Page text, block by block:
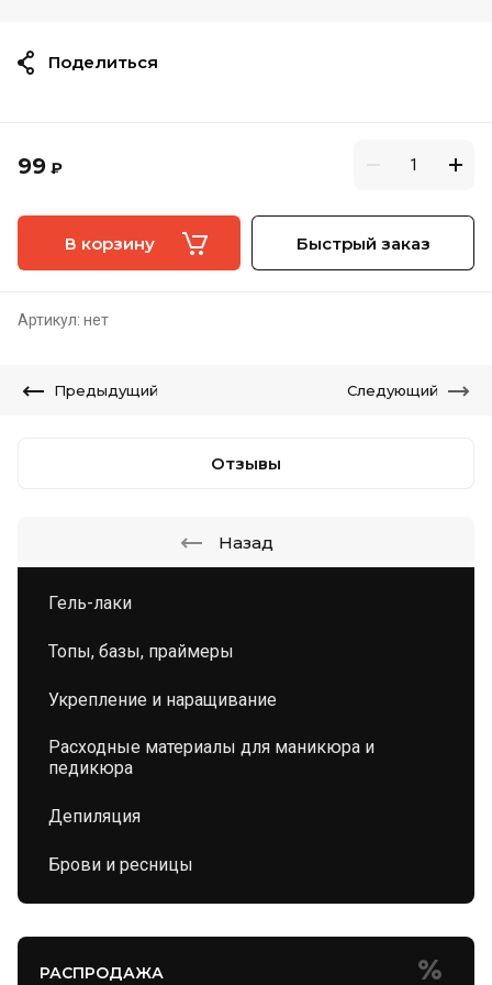
Гель-лаки
Топы, базы, праймеры
Укрепление и наращивание
Расходные материалы для маникюра и
педикюра
Депиляция
Брови и ресницы
РАСПРОДАЖА
99 ₽
В корзину Быстрый заказ
Артикул: нет
Поделиться
Предыдущий Следующий
Отзывы
Назад